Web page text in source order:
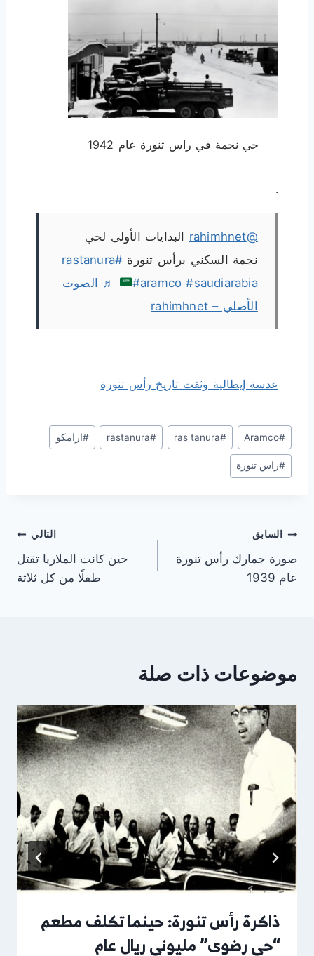
حي نجمة في راس تنورة عام 1942
.
@rahimhnet
البدايات الأولى لحي
نجمة السكني برأس تنورة #rastanura
#aramco #saudiarabia
♬ الصوت
الأصلي – rahimhnet
عدسة إيطالية وثقت تاريخ رأس تنورة
وسوم
المقال:
#
Aramco
#
ras tanura
#
rastanura
#ارامكو
#راس تنورة
تصفّح
المقالات
السابق
صورة جمارك رأس تنورة
عام 1939
التالي
حين كانت الملاريا تقتل
طفلًا من كل ثلاثة
موضوعات ذات صلة
ذاكرة رأس تنورة: حينما تكلف مطعم
“حي رضوى” مليوني ريال عام